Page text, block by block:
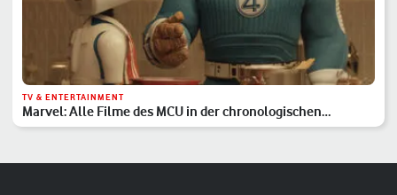
TV & ENTERTAINMENT
Marvel: Alle Filme des MCU in der chronologischen
Reihenfolge